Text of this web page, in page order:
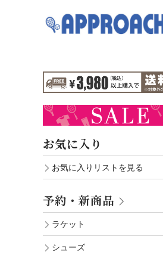
お気に入り
お気に入りリストを見る
予約・新商品
ラケット
シューズ